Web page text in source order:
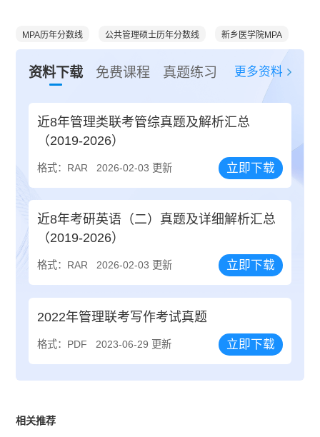
MPA历年分数线 公共管理硕士历年分数线 新乡医学院MPA
资料下载 免费课程 真题练习 更多资料
近8年管理类联考管综真题及解析汇总
（2019-2026）
格式：RAR 2026-02-03 更新 立即下载
近8年考研英语（二）真题及详细解析汇总
（2019-2026）
格式：RAR 2026-02-03 更新 立即下载
2022年管理联考写作考试真题
格式：PDF 2023-06-29 更新 立即下载
相关推荐